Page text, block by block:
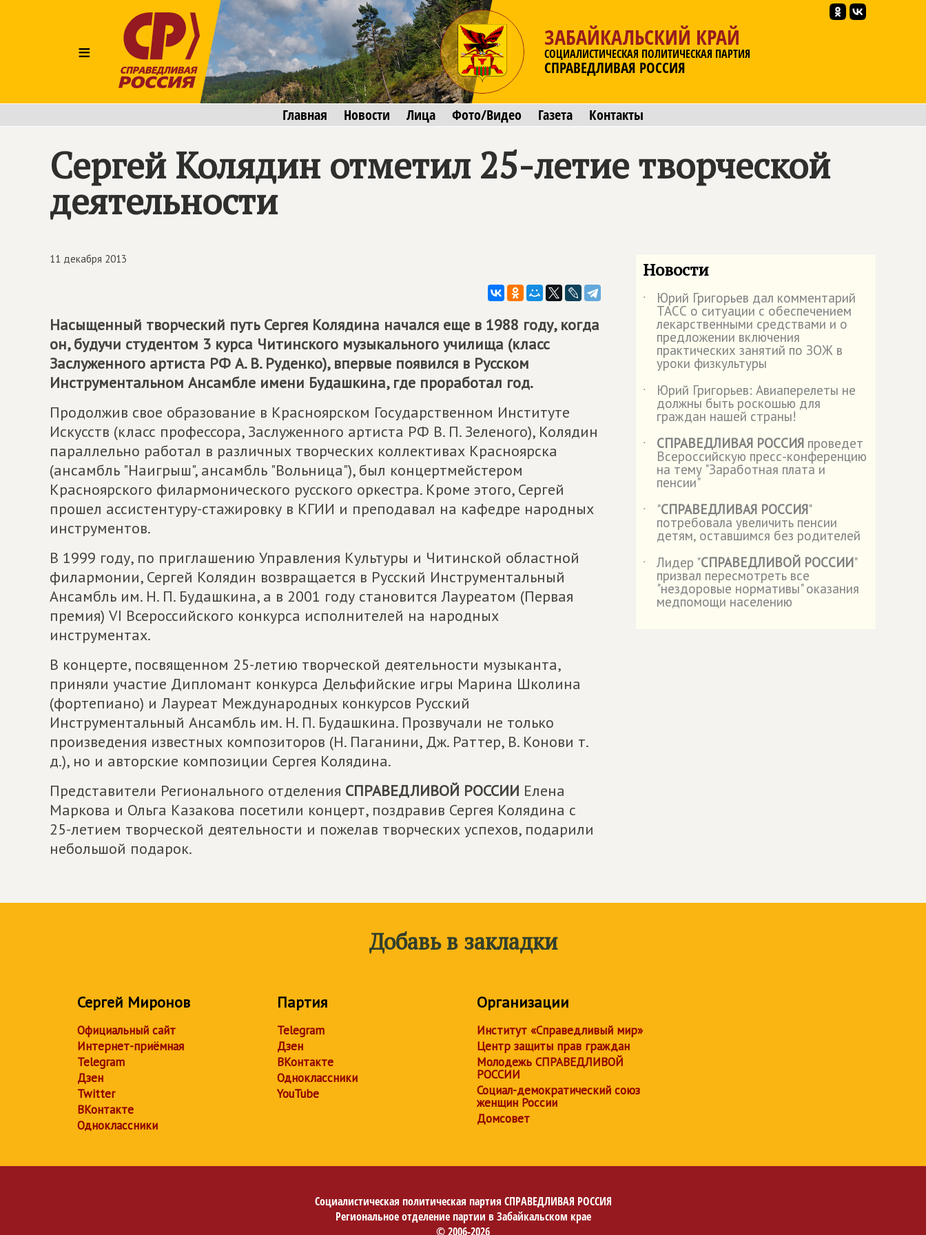
≡
ЗАБАЙКАЛЬСКИЙ КРАЙ
СОЦИАЛИСТИЧЕСКАЯ ПОЛИТИЧЕСКАЯ ПАРТИЯ
СПРАВЕДЛИВАЯ РОССИЯ
Главная Новости Лица Фото/Видео Газета Контакты
Сергей Колядин отметил 25-летие творческой
деятельности
11 декабря 2013
Насыщенный творческий путь Сергея Колядина начался еще в 1988 году, когда
он, будучи студентом 3 курса Читинского музыкального училища (класс
Заслуженного артиста РФ А. В. Руденко), впервые появился в Русском
Инструментальном Ансамбле имени Будашкина, где проработал год.
Продолжив свое образование в Красноярском Государственном Институте
Искусств (класс профессора, Заслуженного артиста РФ В. П. Зеленого), Колядин
параллельно работал в различных творческих коллективах Красноярска
(ансамбль "Наигрыш", ансамбль "Вольница"), был концертмейстером
Красноярского филармонического русского оркестра. Кроме этого, Сергей
прошел ассистентуру-стажировку в КГИИ и преподавал на кафедре народных
инструментов.
В 1999 году, по приглашению Управления Культуры и Читинской областной
филармонии, Сергей Колядин возвращается в Русский Инструментальный
Ансамбль им. Н. П. Будашкина, а в 2001 году становится Лауреатом (Первая
премия) VI Всероссийского конкурса исполнителей на народных
инструментах.
В концерте, посвященном 25-летию творческой деятельности музыканта,
приняли участие Дипломант конкурса Дельфийские игры Марина Школина
(фортепиано) и Лауреат Международных конкурсов Русский
Инструментальный Ансамбль им. Н. П. Будашкина. Прозвучали не только
произведения известных композиторов (Н. Паганини, Дж. Раттер, В. Конови т.
д.), но и авторские композиции Сергея Колядина.
Представители Регионального отделения СПРАВЕДЛИВОЙ РОССИИ Елена
Маркова и Ольга Казакова посетили концерт, поздравив Сергея Колядина с
25-летием творческой деятельности и пожелав творческих успехов, подарили
небольшой подарок.
Новости
˙ Юрий Григорьев дал комментарий
ТАСС о ситуации с обеспечением
лекарственными средствами и о
предложении включения
практических занятий по ЗОЖ в
уроки физкультуры
˙
Юрий Григорьев: Авиаперелеты не
должны быть роскошью для
граждан нашей страны!
˙
СПРАВЕДЛИВАЯ РОССИЯ проведет
Всероссийскую пресс-конференцию
на тему "Заработная плата и
пенсии"
˙
"СПРАВЕДЛИВАЯ РОССИЯ"
потребовала увеличить пенсии
детям, оставшимся без родителей
˙
Лидер "СПРАВЕДЛИВОЙ РОССИИ"
призвал пересмотреть все
"нездоровые нормативы" оказания
медпомощи населению
Добавь в закладки
Сергей Миронов
Официальный сайт
Интернет-приёмная
Telegram
Дзен
Twitter
ВКонтакте
Одноклассники
Партия
Telegram
Дзен
ВКонтакте
Одноклассники
YouTube
Организации
Институт «Справедливый мир»
Центр защиты прав граждан
Молодежь СПРАВЕДЛИВОЙ
РОССИИ
Социал-демократический союз
женщин России
Домсовет
Социалистическая политическая партия СПРАВЕДЛИВАЯ РОССИЯ
Региональное отделение партии в Забайкальском крае
© 2006-2026